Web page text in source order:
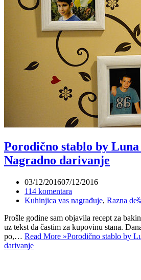
Porodično stablo by
Nagradno darivanje
03/12/201607/12/2016
114 komentara
Kuhinjica vas nagrađuje, Razna
Prošle godine sam objavila recept za
uz tekst da častim za kupovinu stana.
po,… Read More »Porodično stablo by
darivanje